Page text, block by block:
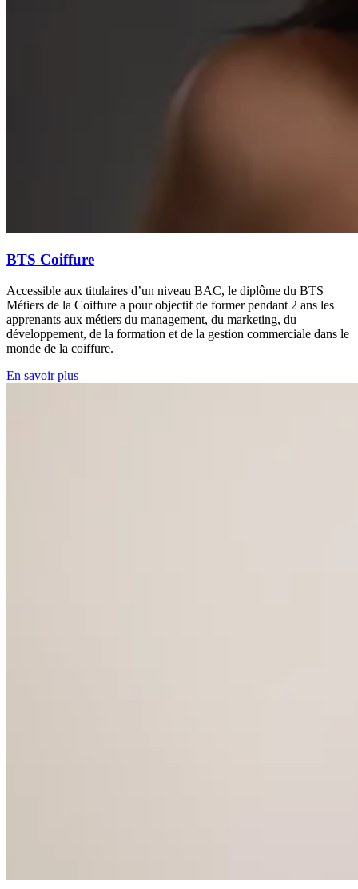
BTS Coiffure
Accessible aux titulaires d’un niveau BAC, le diplôme du BTS
Métiers de la Coiffure a pour objectif de former pendant 2 ans les
apprenants aux métiers du management, du marketing, du
développement, de la formation et de la gestion commerciale dans le
monde de la coiffure.
En savoir plus